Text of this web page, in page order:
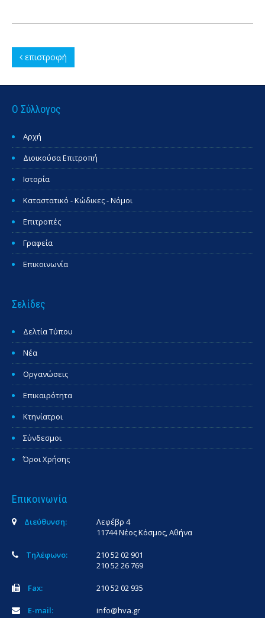
επιστροφή
Ο Σύλλογος
Αρχή
Διοικούσα Επιτροπή
Ιστορία
Καταστατικό - Κώδικες - Νόμοι
Επιτροπές
Γραφεία
Επικοινωνία
Σελίδες
Δελτία Τύπου
Νέα
Οργανώσεις
Επικαιρότητα
Κτηνίατροι
Σύνδεσμοι
Όροι Χρήσης
Επικοινωνία
Διεύθυνση:
Λεφέβρ 4
11744 Νέος Κόσμος, Αθήνα
Τηλέφωνο:
210 52 02 901
210 52 26 769
Fax: 210 52 02 935
E-mail:
info@hva.gr